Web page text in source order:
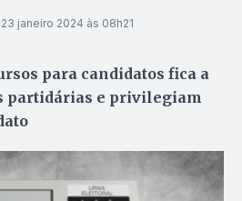
23 janeiro 2024 às 08h21
para candidatos fica a
partidárias e privilegiam